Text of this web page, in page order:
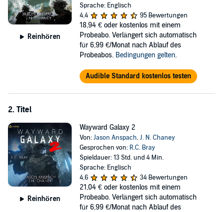
ruthless enemy that brought about the ruin of Earth. Alone on a
dangerous, alien planet and with no hope of rescue or relief, the
military colonists are forced to finish the war they thought they’d left
behind. And in an unknown galaxy, friends and enemies alike prove
to be much more than they seem.
featuring defective AIs, valorous soldiers, a brilliant scientist, and
gritty combat written by Jason Anspach (Associated Press best
seller and cocreator of Galaxy’s Edge) and J.N. Chaney (USA Today
Reinhören
Sprache: Englisch
4,4
95 Bewertungen
18,94 € oder kostenlos mit einem
Probeabo. Verlängert sich automatisch
für 6,99 €/Monat nach Ablauf des
Probeabos. Bedingungen gelten.
Audible Standard kostenlos testen
2. Titel
Reinhören
Wayward Galaxy 2
Von:Jason Anspach,J. N. Chaney
Gesprochen von: R.C. Bray
Spieldauer: 13 Std. und 4 Min.
Sprache: Englisch
4,6
34 Bewertungen
21,04 € oder kostenlos mit einem
Probeabo. Verlängert sich automatisch
für 6,99 €/Monat nach Ablauf des